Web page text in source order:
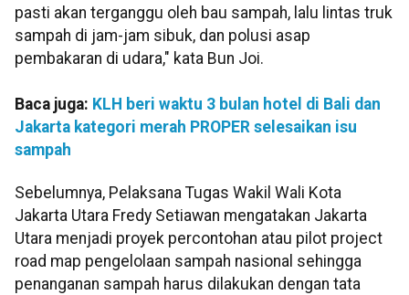
pasti akan terganggu oleh bau sampah, lalu lintas truk
sampah di jam-jam sibuk, dan polusi asap
pembakaran di udara," kata Bun Joi.
Baca juga: KLH beri waktu 3 bulan hotel di Bali dan
Jakarta kategori merah PROPER selesaikan isu
sampah
Sebelumnya, Pelaksana Tugas Wakil Wali Kota
Jakarta Utara Fredy Setiawan mengatakan Jakarta
Utara menjadi proyek percontohan atau pilot project
road map pengelolaan sampah nasional sehingga
penanganan sampah harus dilakukan dengan tata